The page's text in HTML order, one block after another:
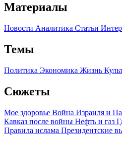
Материалы
Новости Аналитика Статьи
Темы
Политика Экономика Жизнь
Сюжеты
Мое здоровье Война Израиля и
Кавказ после войны Нефть и газ
Правила ислама Президентские